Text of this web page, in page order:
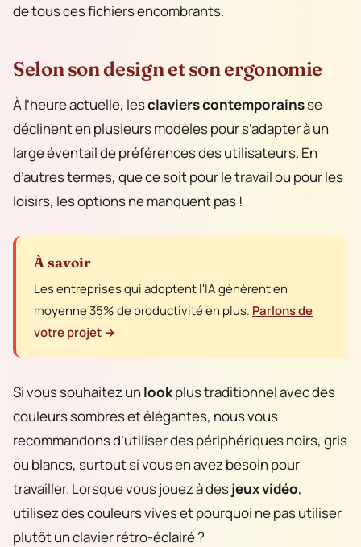
de tous ces fichiers encombrants.
Selon son design et son ergonomie
À l’heure actuelle, lesclaviers contemporainsse
déclinent en plusieurs modèles pour s’adapter à un
large éventail de préférences des utilisateurs. En
d’autres termes, que ce soit pour le travail ou pour les
loisirs, les options ne manquent pas !
À savoir
Les entreprises qui adoptent l'IA génèrent en
moyenne 35% de productivité en plus. Parlons de
votre projet →
Si vous souhaitez un lookplus traditionnel avec des
couleurs sombres et élégantes, nous vous
recommandons d’utiliser des périphériques noirs, gris
ou blancs, surtout si vous en avez besoin pour
travailler. Lorsque vous jouez à desjeux vidéo,
utilisez des couleurs vives et pourquoi ne pas utiliser
plutôt un clavier rétro-éclairé ?